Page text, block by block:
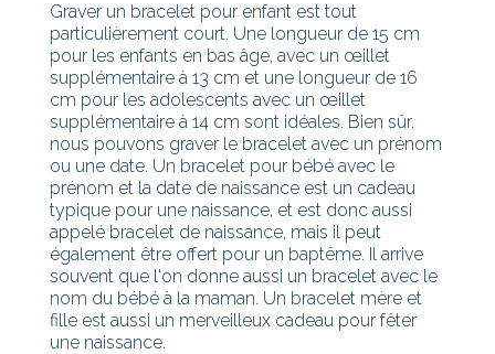
Graver un bracelet pour enfant est tout
particulièrement court. Une longueur de 15 cm
pour les enfants en bas âge, avec un œillet
supplémentaire à 13 cm et une longueur de 16
cm pour les adolescents avec un œillet
supplémentaire à 14 cm sont idéales. Bien sûr,
nous pouvons graver le bracelet avec un prénom
ou une date. Un bracelet pour bébé avec le
prénom et la date de naissance est un cadeau
typique pour une naissance, et est donc aussi
appelé bracelet de naissance, mais il peut
également être offert pour un baptême. Il arrive
souvent que l'on donne aussi un bracelet avec le
nom du bébé à la maman. Un bracelet mère et
fille est aussi un merveilleux cadeau pour fêter
une naissance.